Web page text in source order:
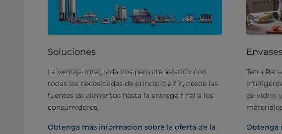
Soluciones
La ventaja integrada nos permite asistirlo con
todas las necesidades de principio a fin, desde las
fuentes de alimentos hasta la entrega final a los
consumidores.
Obtenga más información sobre la oferta de la
Tetra
de vidrio
Obtenga